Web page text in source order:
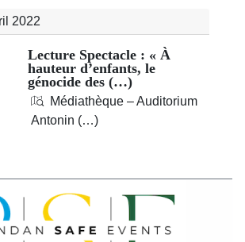
2022
Lecture Spectacle : « À
hauteur d’enfants, le
génocide des (…)
Médiathèque – Auditorium
Antonin (…)